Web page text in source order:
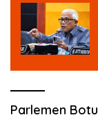
Parlemen Botu